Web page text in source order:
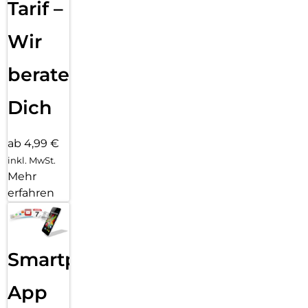
schädliches CO2 bindet. Unsere Verpackungen sind darüber
überflüssige Kunststoffe und Verbundmaterialien in unseren
Tarif –
Wir
beraten
Dich
ab 4,99 €
inkl. MwSt.
Mehr
erfahren
Smartphone
App